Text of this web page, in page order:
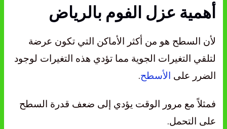
أهمية عزل الفوم بالرياض
لأن السطح هو من أكثر الأماكن التي تكون عرضة
لتلقي التغيرات الجوية مما تؤدي هذه التغيرات لوجود
الضرر على الأسطح.
فمثلاً مع مرور الوقت يؤدي إلى ضعف قدرة السطح
على التحمل.